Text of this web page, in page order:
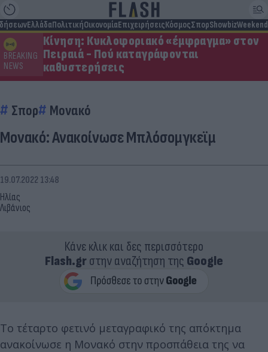
ΕλλάδαΠολιτικήΟικονομίαΕπιχειρήσειςΚόσμοςΣπορShowbizWeekend
BREAKING
NEWS
Κίνηση: Κυκλοφοριακό «έμφραγμα» στον
Πειραιά - Πού καταγράφονται
καθυστερήσεις
Σπορ Μονακό
Μονακό: Ανακοίνωσε Μπλόσομγκεϊμ
Ηλίας
Λιβάνιος
19.07.2022 13:48
Κάνε κλικ και δες περισσότερο
Flash.grστην αναζήτηση της Google
Το τέταρτο φετινό μεταγραφικό της απόκτημα
ανακοίνωσε η Μονακό στην προσπάθεια της να